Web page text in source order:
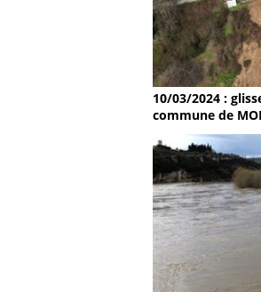
10/03/2024 :
commune de